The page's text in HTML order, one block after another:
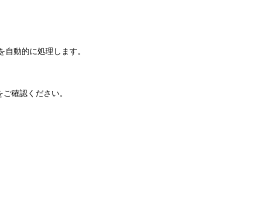
動的に処理します。
確認ください。